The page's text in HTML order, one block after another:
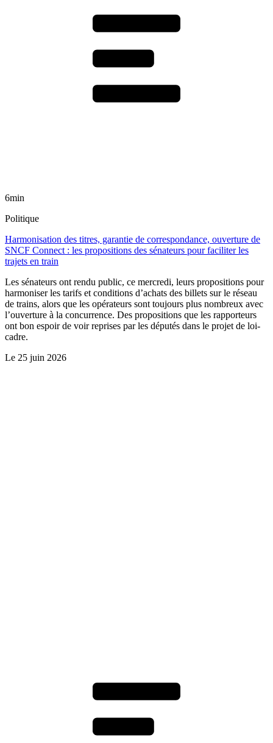
6min
Politique
Harmonisation des titres, garantie de correspondance, ouverture de
SNCF Connect : les propositions des sénateurs pour faciliter les
trajets en train
Les sénateurs ont rendu public, ce mercredi, leurs propositions pour
harmoniser les tarifs et conditions d’achats des billets sur le réseau
de trains, alors que les opérateurs sont toujours plus nombreux avec
l’ouverture à la concurrence. Des propositions que les rapporteurs
ont bon espoir de voir reprises par les députés dans le projet de loi-
cadre.
Le 25 juin 2026